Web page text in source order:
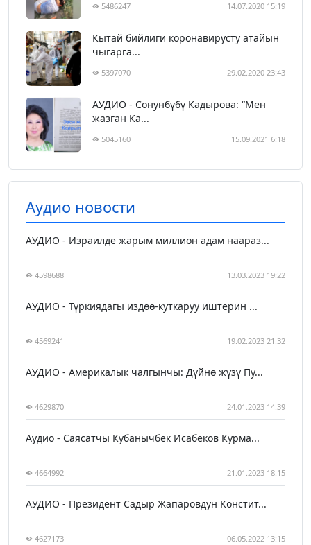
5486247 14.07.2020 15:19
Кытай бийлиги коронавирусту атайын
чыгарга...
5397070 29.02.2020 23:43
АУДИО - Сонунбүбү Кадырова: “Мен
жазган Ка...
5045160 15.09.2021 6:18
Аудио новости
АУДИО - Израилде жарым миллион адам наараз...
4598688 13.03.2023 19:22
АУДИО - Түркиядагы издөө-куткаруу иштерин ...
4569241 19.02.2023 21:32
АУДИО - Америкалык чалгынчы: Дүйнө жүзү Пу...
4629870 24.01.2023 14:39
Аудио - Саясатчы Кубанычбек Исабеков Курма...
4664992 21.01.2023 18:15
АУДИО - Президент Садыр Жапаровдун Констит...
4627173 06.05.2022 13:15